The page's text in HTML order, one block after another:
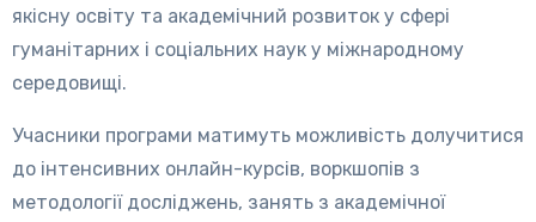
якісну освіту та академічний розвиток у сфері
гуманітарних і соціальних наук у міжнародному
середовищі.
Учасники програми матимуть можливість долучитися
до інтенсивних онлайн-курсів, воркшопів з
методології досліджень, занять з академічної